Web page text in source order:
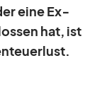
eine Ex­
hat, ist